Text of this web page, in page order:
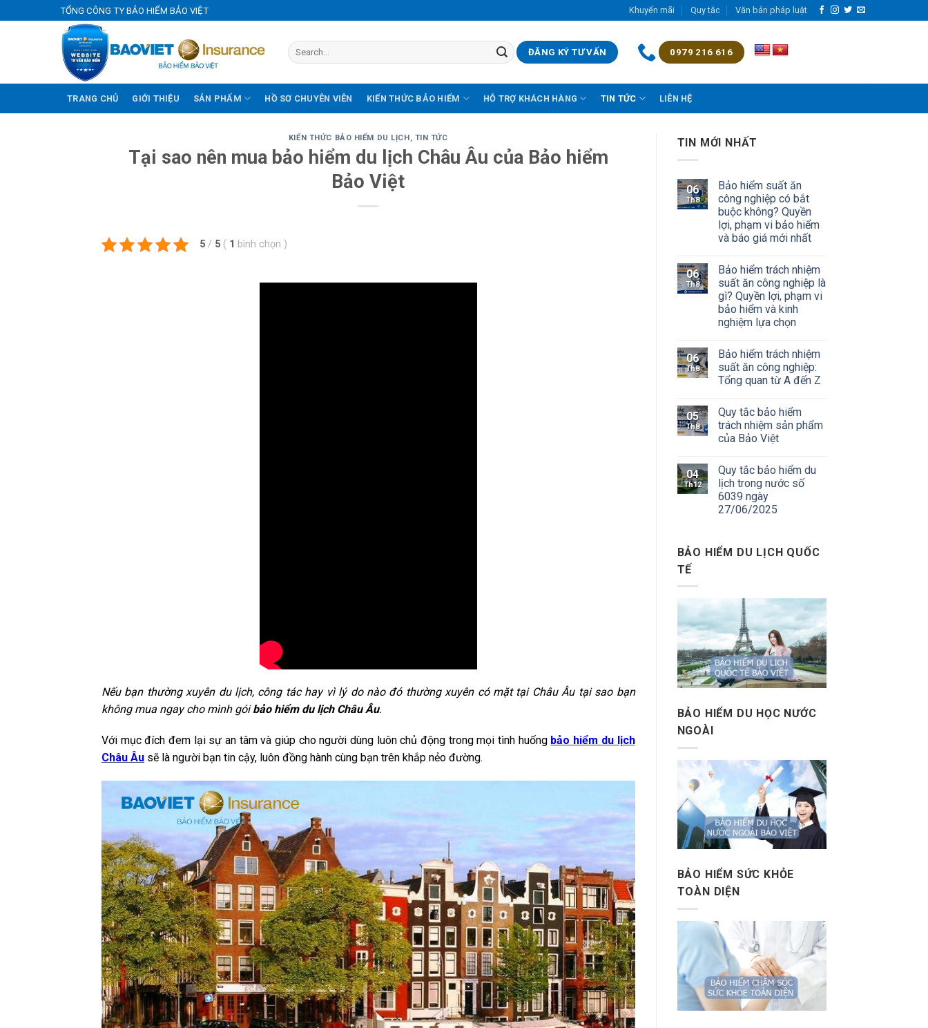
to
TỔNG CÔNG TY BẢO HIỂM BẢO VIỆT Khuyến mãi Quy tắc Văn bản pháp luật
ĐĂNG KÝ TƯ VẤN 0979 216 616
TRANG CHỦ GIỚI THIỆU SẢN PHẨM HỒ SƠ CHUYÊN VIÊN KIẾN THỨC BẢO HIỂM HỖ TRỢ KHÁCH HÀNG TIN TỨC LIÊN HỆ
KIẾN THỨC BẢO HIỂM DU LỊCH, TIN TỨC
Tại sao nên mua bảo hiểm du lịch Châu Âu của Bảo hiểm
Bảo Việt
5 / 5 ( 1 bình chọn )
Nếu bạn thường xuyên du lịch, công tác hay vì lý do nào đó thường xuyên có mặt tại Châu Âu tại sao bạn
không mua ngay cho mình góibảo hiểm du lịch Châu Âu.
Với mục đích đem lại sự an tâm và giúp cho người dùng luôn chủ động trong mọi tình huống bảo hiểm du lịch
Châu Âu sẽ là người bạn tin cậy, luôn đồng hành cùng bạn trên khắp nẻo đường.
TIN MỚI NHẤT
06
Th8
Bảo hiểm suất ăn
công nghiệp có bắt
buộc không? Quyền
lợi, phạm vi bảo hiểm
và báo giá mới nhất
06
Th8
Bảo hiểm trách nhiệm
suất ăn công nghiệp là
gì? Quyền lợi, phạm vi
bảo hiểm và kinh
nghiệm lựa chọn
06
Th8
Bảo hiểm trách nhiệm
suất ăn công nghiệp:
Tổng quan từ A đến Z
05
Th8
Quy tắc bảo hiểm
trách nhiệm sản phẩm
của Bảo Việt
04
Th12
Quy tắc bảo hiểm du
lịch trong nước số
6039 ngày
27/06/2025
BẢO HIỂM DU LỊCH QUỐC
TẾ
BẢO HIỂM DU HỌC NƯỚC
NGOÀI
BẢO HIỂM SỨC KHỎE
TOÀN DIỆN